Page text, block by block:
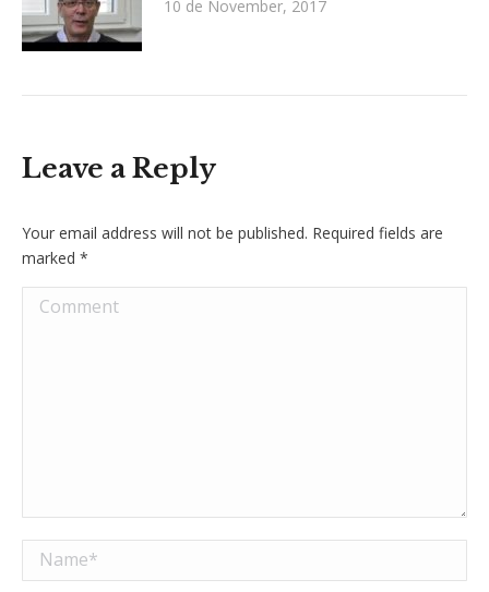
10 de November, 2017
Leave a Reply
Your email address will not be published. Required fields are
marked *
Comment
Name *